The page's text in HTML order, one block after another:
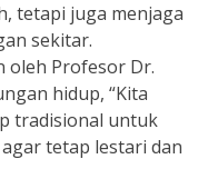
tetapi juga menjaga
sekitar.
oleh Profesor Dr.
hidup, “Kita
tradisional untuk
tetap lestari dan